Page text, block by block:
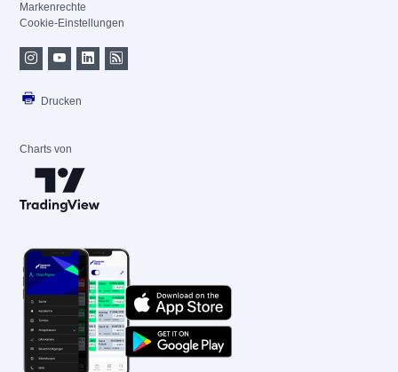
Markenrechte
Cookie-Einstellungen
Drucken
Charts von